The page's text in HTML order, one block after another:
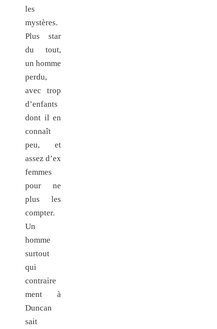
les
mystères.
Plus star
du tout,
un homme
perdu,
avec trop
d’enfants
dont il en
connaît
peu, et
assez d’ex
femmes
pour ne
plus les
compter.
Un
homme
surtout
qui
contraire
ment à
Duncan
sait